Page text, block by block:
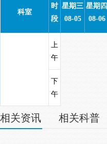
科室
时
段
星期三
08-05
星期四
08-06
上
午
下
午
相关资讯 相关科普